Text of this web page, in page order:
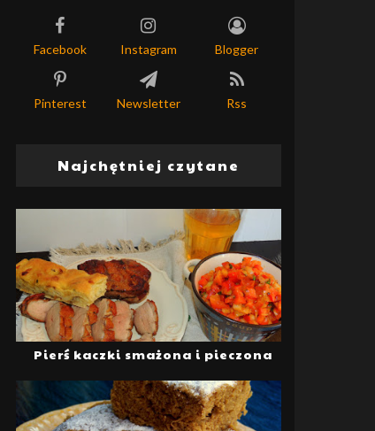
Facebook Instagram Blogger
Pinterest Newsletter Rss
Najchętniej czytane
Pierś kaczki smażona i pieczona